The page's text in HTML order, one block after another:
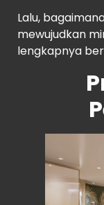
Lalu,
mewujudkan
lengkapnya